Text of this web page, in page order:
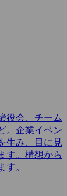
役会、チーム
。企業イベン
生み、目に見
す。構想から
す。